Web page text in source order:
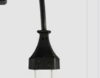
do sieci 230V. Nie ma
elemntów i
jest bajecznie